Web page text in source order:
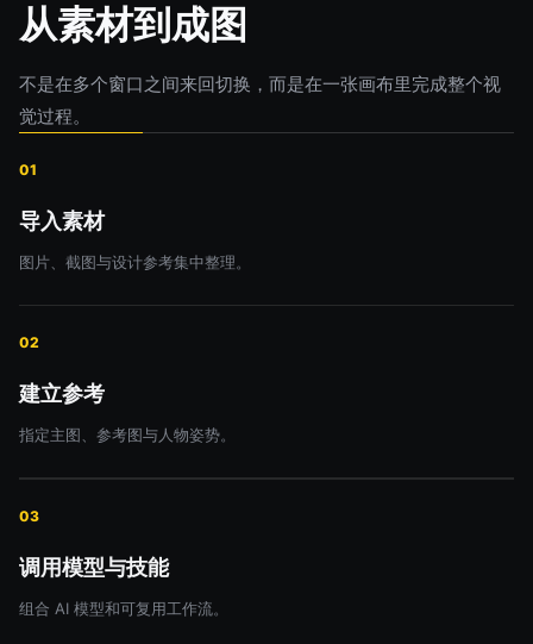
从素材到成图
不是在多个窗口之间来回切换，而是在一张画布里完成整个视
觉过程。
01
导入素材
图片、截图与设计参考集中整理。
02
建立参考
指定主图、参考图与人物姿势。
03
调用模型与技能
组合 AI 模型和可复用工作流。